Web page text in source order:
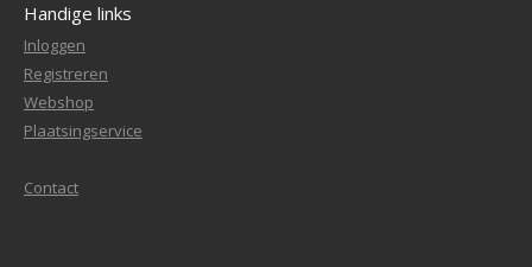
Handige links
Inloggen
Registreren
Webshop
Plaatsingservice
Contact